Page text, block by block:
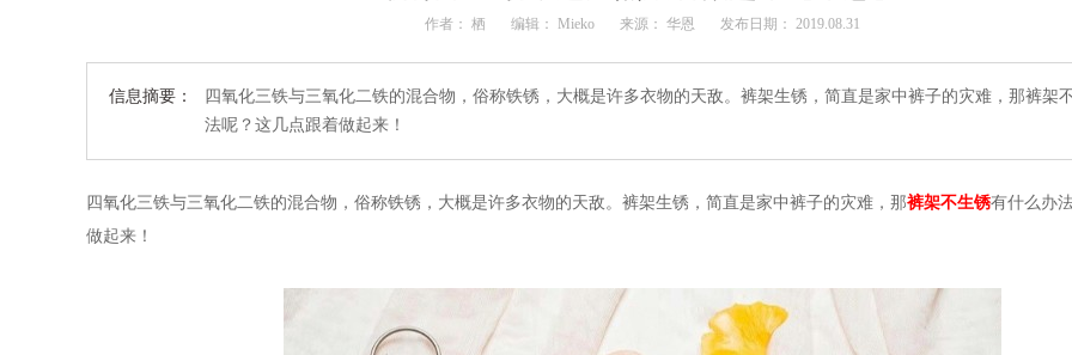
作者： 栖 编辑： Mieko 来源： 华恩 发布日期： 2019.08.31
信息摘要：
四氧化三铁与三氧化二铁的混合物，俗称铁锈，大概是许多衣物的天敌。裤架生锈，简直是家中裤子的灾难，那裤架
法呢？这几点跟着做起来！
四氧化三铁与三氧化二铁的混合物，俗称铁锈，大概是许多衣物的天敌。裤架生锈，简直是家中裤子的灾难，那裤架不生锈有什么办
做起来！